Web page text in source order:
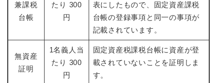
兼課税
台帳
たり 300
円
表にしたもので、固定資産課税
台帳の登録事項と同一の事項が
記載されています。
無資産
証明
1名義人当
たり 300
円
固定資産税課税台帳に資産が登
載されていないことを証明しま
す。